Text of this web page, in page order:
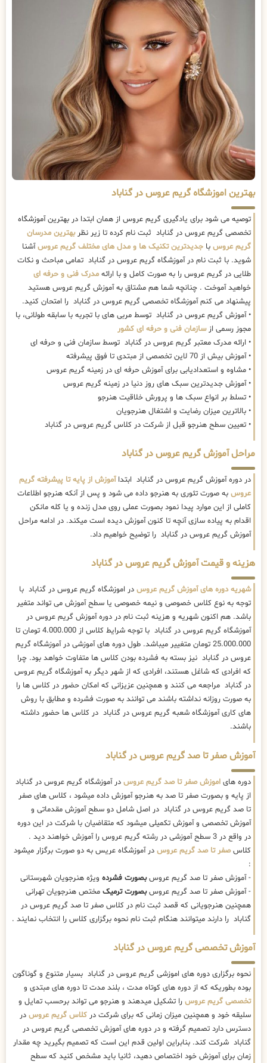
بهترین اموزشگاه گریم عروس در گناباد
توصیه می شود برای یادگیری گریم عروس از همان ابتدا در بهترین آموزشگاه
تخصصی گریم عروس در گناباد ثبت نام کرده تا زیر نظربهترین مدرسان
گریم عروس با جدیدترین تکنیک ها و مدل های مختلف گریم عروسآشنا
شوید. با ثبت نام در آموزشگاه گریم عروس در گناباد تمامی مباحث و نکات
طلایی در گریم عروس را به صورت کامل و با ارائه مدرک فنی و حرفه ای
خواهید آموخت . چنانچه شما هم مشتاق به آموزش گریم عروس هستید
پیشنهاد می کنم آموزشگاه تخصصی گریم عروس در گناباد را امتحان کنید.
• آموزش گریم عروس در گناباد توسط مربی های با تجربه با سابقه طولانی، با
مجوز رسمی ازسازمان فنی و حرفه ای کشور
• ارائه مدرک معتبر گریم عروس در گناباد توسط سازمان فنی و حرفه ای
• آموزش بیش از 70 لاین تخصصی از مبتدی تا فوق پیشرفته
• مشاوه و استعدادیابی برای آموزش حرفه ای در زمینه گریم عروس
• آموزش جدیدترین سبک های روز دنیا در زمینه گریم عروس
• تسلط بر انواع سبک ها و پرورش خلاقیت هنرجو
• بالاترین میزان رضایت و اشتغال هنرجویان
• تعیین سطح هنرجو قبل از شرکت در کلاس گریم عروس در گناباد
مراحل آموزش گریم عروس در گناباد
در دوره آموزش گریم عروس در گناباد ابتداآموزش از پایه تا پیشرفته گریم
عروس به صورت تئوری به هنرجو داده می شود و پس از آنکه هنرجو اطلاعات
کاملی از این موارد پیدا نمود بصورت عملی روی مدل زنده و یا کله مانکن
اقدام به پیاده سازی آنچه تا کنون آموزش دیده است میکند. در ادامه مراحل
آموزش گریم عروس در گناباد را توضیح خواهیم داد.
هزینه و قیمت آموزش گریم عروس در گناباد
شهریه دوره های آموزش گریم عروس در اموزشگاه گریم عروس در گناباد با
توجه به نوع کلاس خصوصی و نیمه خصوصی یا سطح آموزش می تواند متغیر
باشد. هم اکنون شهریه و هزینه ثبت نام در دوره آموزش گریم عروس در
آموزشگاه گریم عروس در گناباد با توجه شرایط کلاس از 4.000.000 تومان تا
25.000.000 تومان متغییر میباشد. طول دوره های آموزشی در آموزشگاه گریم
عروس در گناباد نیز بسته به فشرده بودن کلاس ها متفاوت خواهد بود. چرا
که افرادی که شاغل هستند، افرادی که از شهر دیگر به آموزشگاه گریم عروس
در گناباد مراجعه می کنند و همچنین عزیزانی که امکان حضور در کلاس ها را
به صورت روزانه نداشته باشند می توانند به صورت فشرده و مطابق با روش
های کاری آموزشگاه شعبه گریم عروس در گناباد در کلاس ها حضور داشته
باشند.
آموزش صفر تا صد گریم عروس در گناباد
دوره های اموزش صفر تا صد گریم عروس در آموزشگاه گریم عروس در گناباد
از پایه و بصورت صفر تا صد به هنرجو آموزش داده میشود ، کلاس های صفر
تا صد گریم عروس در گناباد در اصل شامل دو سطح آموزش مقدماتی و
آموزش تخصصی و آموزش تکمیلی میشود که متقاضیان با شرکت در این دوره
در واقع در 3 سطح آموزشی در رشته گریم عروس را آموزش خواهند دید .
کلاسصفر تا صد گریم عروس در آموزشگاه عریس به دو صورت برگزار میشود
:
- آموزش صفر تا صد گریم عروسبصورت فشرده ویژه هنرجویان شهرستانی
- آموزش صفر تا صد گریم عروسبصورت ترمیک مختص هنرجویان تهرانی
همچنین هنرجویانی که قصد ثبت نام در کلاس صفر تا صد گریم عروس در
گناباد را دارند میتوانند هنگام ثبت نام نحوه برگزاری کلاس را انتخاب نمایند .
آموزش تخصصی گریم عروس در گناباد
نحوه برگزاری دوره های اموزشی گریم عروس در گناباد بسیار متنوع و گوناگون
بوده بطوریکه که از دوره های کوتاه مدت ، بلند مدت تا دوره های مبتدی و
تخصصی گریم عروس را تشکیل میدهند و هنرجو می تواند برحسب تمایل و
سلیقه خود و همچنین میزان زمانی که برای شرکت در کلاس گریم عروس در
دسترس دارد تصمیم گرفته و در دوره های آموزش تخصصی گریم عروس در
گناباد شرکت کند. بنابراین اولین قدم این است که تصمیم بگیرید چه مقدار
زمان برای آموزش خود اختصاص دهید، ثانیا باید مشخص کنید که سطح